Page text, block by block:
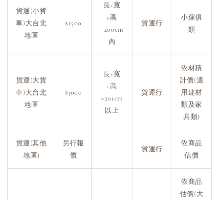
貨運(小貨
車)大台北
地區
$1500
長+寬
+高
=200cm
內
貨運行
小傢俱
類
貨運(大貨
車)大台北
地區
$3000
長+寬
+高
=201cm
以上
貨運行
依材積
計價(適
用建材
類及家
具類)
貨運(其他
地區)
另行報
價
貨運行
依商品
估價
依商品
估價(大